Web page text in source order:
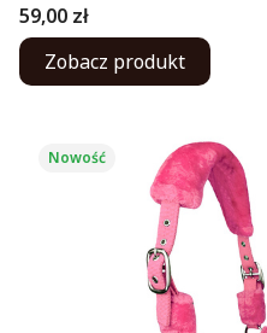
Cena
59,00 zł
Zobacz produkt
Nowość